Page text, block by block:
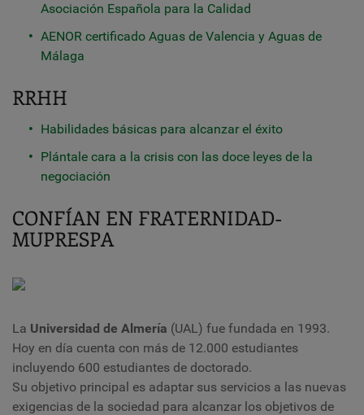
Asociación Española para la Calidad
AENOR certificado Aguas de Valencia y Aguas de
Málaga
RRHH
Habilidades básicas para alcanzar el éxito
Plántale cara a la crisis con las doce leyes de la
negociación
CONFÍAN EN FRATERNIDAD-
MUPRESPA
La Universidad de Almería (UAL) fue fundada en 1993.
Hoy en día cuenta con más de 12.000 estudiantes
incluyendo 600 estudiantes de doctorado.
Su objetivo principal es adaptar sus servicios a las nuevas
exigencias de la sociedad para alcanzar los objetivos de